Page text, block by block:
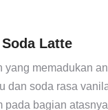
Latte
yang memadukan
dan soda rasa
pada bagian